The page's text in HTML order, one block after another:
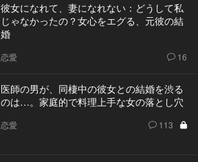
彼女になれて、妻になれない：どうして私
じゃなかったの？女心をエグる、元彼の結
婚
恋愛 16
医師の男が、同棲中の彼女との結婚を渋る
のは…。家庭的で料理上手な女の落とし穴
恋愛 113